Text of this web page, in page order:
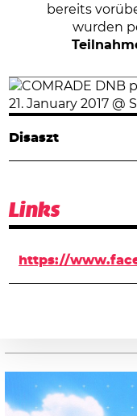
bereits
wurden
Disaszt
Links